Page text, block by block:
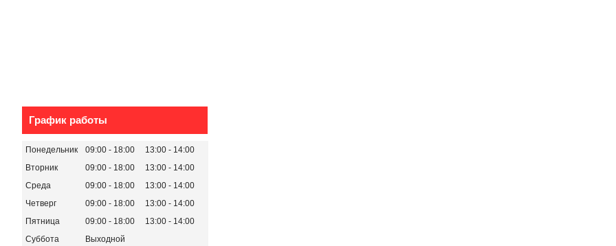
График работы
Понедельник 09:00 18:00 13:00
14:00
Вторник
09:00 18:00 13:00
14:00
Среда
09:00 18:00 13:00
14:00
Четверг
09:00 18:00 13:00
14:00
Пятница
09:00 18:00 13:00
14:00
Суббота
Выходной